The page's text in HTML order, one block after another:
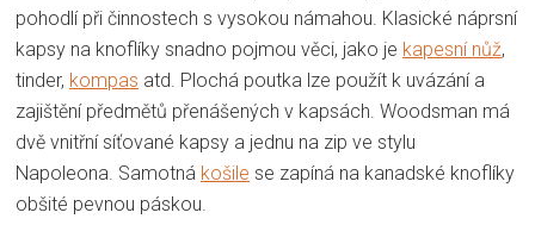
pohodlí při činnostech s vysokou námahou. Klasické náprsní
kapsy na knoflíky snadno pojmou věci, jako je kapesní nůž,
tinder, kompas atd. Plochá poutka lze použít k uvázání a
zajištění předmětů přenášených v kapsách. Woodsman má
dvě vnitřní síťované kapsy a jednu na zip ve stylu
Napoleona. Samotná košile se zapíná na kanadské knoflíky
obšité pevnou páskou.